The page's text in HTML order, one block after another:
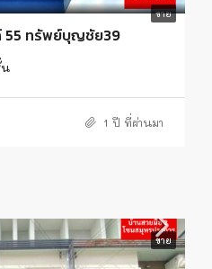
ขาย
55 ทรัพย์บุญชัย39
น
1 ปี ที่ผ่านมา
ขาย